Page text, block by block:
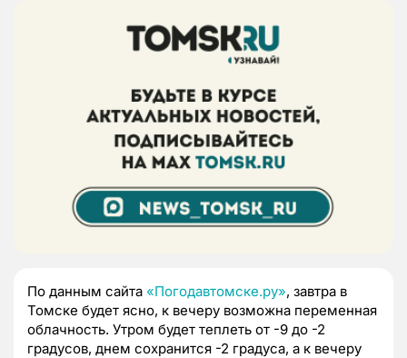
По данным сайта «Погодавтомске.ру», завтра в
Томске будет ясно, к вечеру возможна переменная
облачность. Утром будет теплеть от -9 до -2
градусов, днем сохранится -2 градуса, а к вечеру